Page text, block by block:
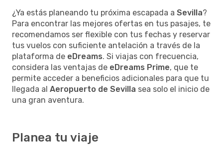
¿Ya estás planeando tu próxima escapada a Sevilla?
Para encontrar las mejores ofertas en tus pasajes, te
recomendamos ser flexible con tus fechas y reservar
tus vuelos con suficiente antelación a través de la
plataforma de eDreams. Si viajas con frecuencia,
considera las ventajas de eDreams Prime, que te
permite acceder a beneficios adicionales para que tu
llegada al Aeropuerto de Sevilla sea solo el inicio de
una gran aventura.
Planea tu viaje